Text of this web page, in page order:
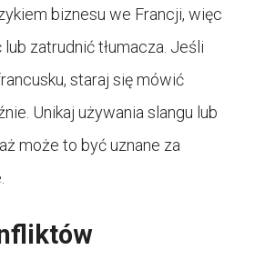
biznesu we Francji, więc
zatrudnić tłumacza. Jeśli
staraj się mówić
Unikaj używania slangu lub
może to być uznane za